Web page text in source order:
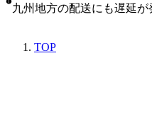
九州地方の配送にも遅延
TOP